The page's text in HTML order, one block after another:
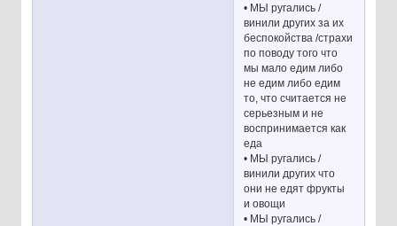
• МЫ ругались /
винили других за их
беспокойства /страхи
по поводу того что
мы мало едим либо
не едим либо едим
то, что считается не
серьезным и не
воспринимается как
еда
• МЫ ругались /
винили других что
они не едят фрукты
и овощи
• МЫ ругались /